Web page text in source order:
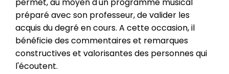
préparé avec son professeur, de valider les
acquis du degré en cours. A cette occasion, il
bénéficie des commentaires et remarques
constructives et valorisantes des personnes qui
l'écoutent.